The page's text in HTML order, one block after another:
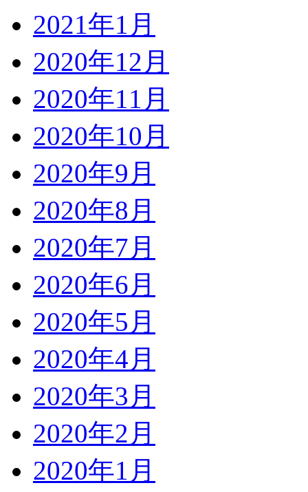
2021年1月
2020年12月
2020年11月
2020年10月
2020年9月
2020年8月
2020年7月
2020年6月
2020年5月
2020年4月
2020年3月
2020年2月
2020年1月